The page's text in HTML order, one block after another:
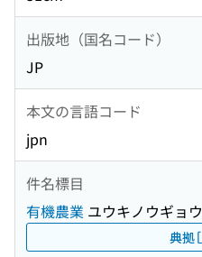
出版地（国名コード）
JP
本文の言語コード
jpn
件名標目
有機農業 ユウキノウギョウ
典拠